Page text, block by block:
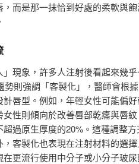
而是那一抹恰到好處的柔軟與
現象，許多人注射後看起來幾
則強調「客製化」，醫師會根
唇型。例如，年輕女性可能偏
性則傾向於改善唇部乾癟與唇
過原生厚度的20%。這種調整
客製化也表現在注射材料的選
更流行使用中分子或小分子玻